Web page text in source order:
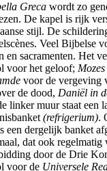
Greca wordt zo
De kapel is rijk
stijl. De
Veel Bijbelse
en sacramenten. Het
voor het geloof;
voor de vergeving
de dood, Daniël in
linker muur staat een
(refrigerium).
een dergelijk banket
dat ook
door de Drie
voor de Universele